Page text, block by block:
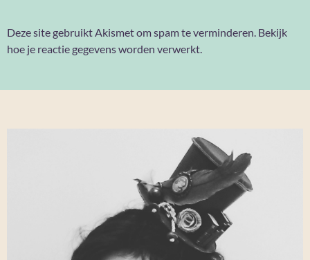
Deze site gebruikt Akismet om spam te verminderen. Bekijk
hoe je reactie gegevens worden verwerkt